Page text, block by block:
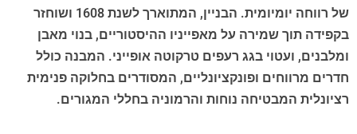
של רווחה יומיומית. הבניין, המתוארך לשנת 1608 ושוחזר
בקפידה תוך שמירה על מאפייניו ההיסטוריים, בנוי מאבן
ומלבנים, ועטוי בגג רעפים טרקוטה אופייני. המבנה כולל
חדרים מרווחים ופונקציונליים, המסודרים בחלוקה פנימית
רציונלית המבטיחה נוחות והרמוניה בחללי המגורים.